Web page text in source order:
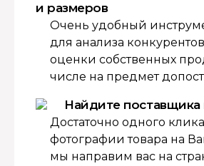
и размеров
Очень удобный
для анализа
оценки собственных
числе на предмет
Найдите поставщика
Достаточно одного
фотографии товара на
мы направим вас на